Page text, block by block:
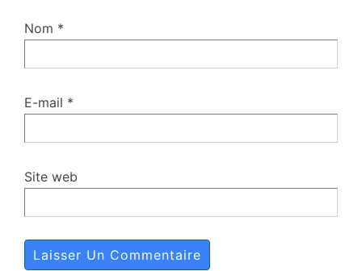
Nom *
E-mail *
Site web